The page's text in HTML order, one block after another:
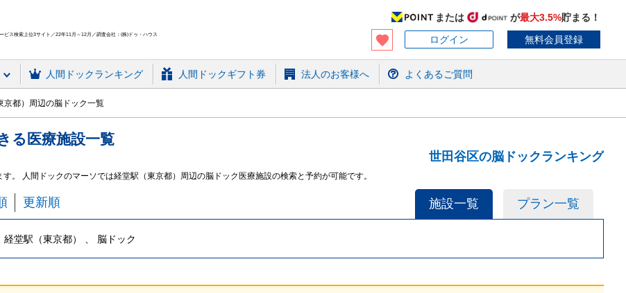
ス検索上位3サイト／22年11月～12月／調査会社：(株)ドゥ・ハウス
または が最大3.5%貯まる！
ログイン
無料会員登録
人間ドックランキング 人間ドックギフト券 法人のお客様へ よくあるご質問
京都）周辺の脳ドック一覧
る 医療施設一覧
世田谷区の脳ドックランキング
。 人間ドックのマーソでは経堂駅（東京都）周辺の脳ドック医療施設の検索と予約が可能です。
施設一覧 プラン一覧
更新順
経堂駅（東京都） 、 脳ドック